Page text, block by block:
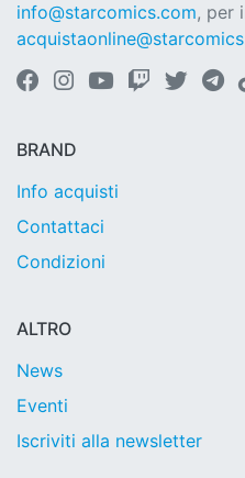
info@starcomics.com, per
BRAND
Info acquisti
Contattaci
Condizioni
ALTRO
News
Eventi
Iscriviti alla newsletter